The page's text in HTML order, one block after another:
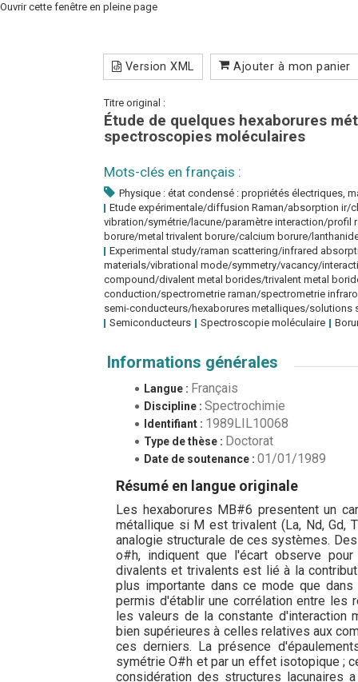
Ouvrir cette fenêtre en pleine page
Version XML Ajouter à mon panier
Titre original :
Étude de quelques hexaborures
spectroscopies moléculaires
Mots-clés en français :
Physique : état condensé : propriétés électriques,
Etude expérimentale/diffusion Raman/absorption
vibration/symétrie/lacune/paramètre interaction/
borure/metal trivalent borure/calcium borure/
Experimental study/raman scattering/infrared
materials/vibrational mode/symmetry/vacancy/
compound/divalent metal borides/trivalent metal
conduction/spectrometrie raman/spectrometrie
semi-conducteurs/hexaborures metalliques/solutions
Semiconducteurs
Spectroscopie moléculaire
Informations générales
Langue : Français
Discipline : Spectrochimie
Identifiant : 1989LIL10068
Type de thèse : Doctorat
Date de soutenance : 01/01/1989
Résumé en langue originale
Les hexaborures MB#6 presentent un
métallique si M est trivalent (La, Nd, Gd,
analogie structurale de ces systèmes.
o#h, indiquent que l'écart observe
divalents et trivalents est lié à la
plus importante dans ce mode que
permis d'établir une corrélation entre les
les valeurs de la constante d'interaction
bien supérieures à celles relatives aux
ces derniers. La présence
symétrie O#h et par un effet isotopique ;
considération des structures lacunaires